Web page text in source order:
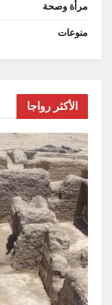
مرأة وصحة
منوعات
الأكثر رواجا